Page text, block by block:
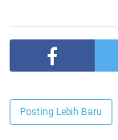
Posting Lebih Baru